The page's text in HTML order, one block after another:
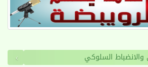
القرآن والانضباط السلوكي ›